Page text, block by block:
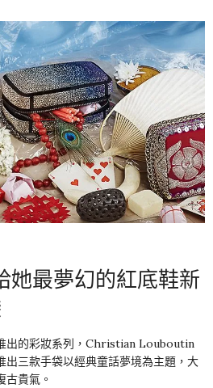
她最夢幻的紅底鞋新
出的彩妝系列，Christian Louboutin
出三款手袋以經典童話夢境為主題，大
古貴氣。